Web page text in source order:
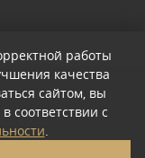
.
работы
качества
сайтом, вы
соответствии с
.